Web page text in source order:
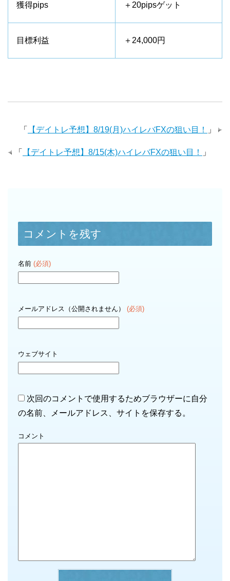
獲得pips ＋20pipsゲット
目標利益 ＋24,000円
「 【デイトレ予想】8/19(月)ハイレバFXの狙い目！ 」
「 【デイトレ予想】8/15(木)ハイレバFXの狙い目！ 」
コメントを残す
名前 (必須)
メールアドレス（公開されません） (必須)
ウェブサイト
次回のコメントで使用するためブラウザーに自分
の名前、メールアドレス、サイトを保存する。
コメント